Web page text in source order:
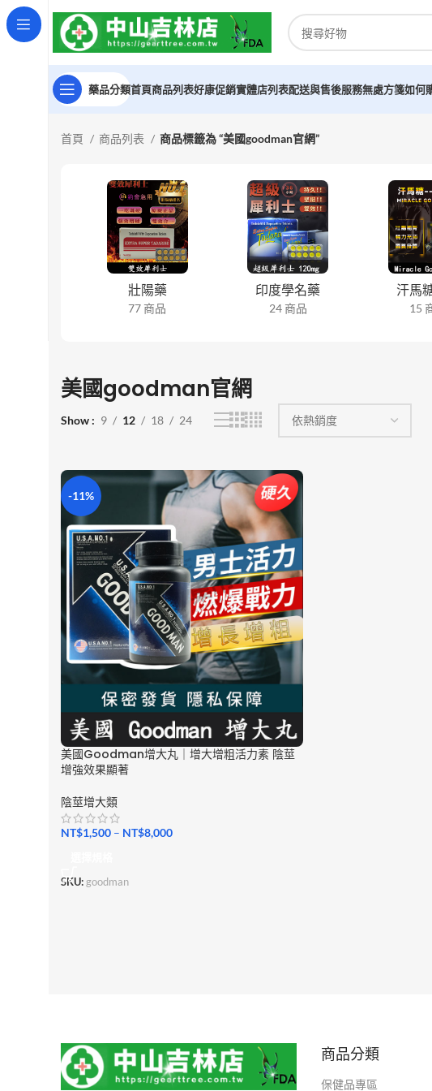
藥品分類首頁商品列表好康促銷實體店列表配送與售後服務無處方箋如何
首頁 商品列表 商品標籤為 “美國goodman官網”
壯陽藥
77 商品
印度學名藥
24 商品
汗馬
15
美國goodman官網
Show 9 12 18 24
-11%
美國Goodman增大丸｜增大增粗活力素 陰莖
增強效果顯著
陰莖增大類
NT$1,500 – NT$8,000
SKU: goodman
商品分類
保健品專區